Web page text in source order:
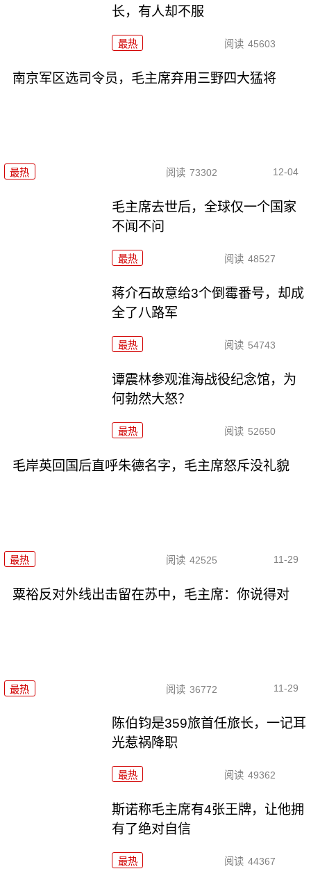
长，有人却不服
最热 阅读 45603
南京军区选司令员，毛主席弃用三野四大猛将
最热 阅读 73302 12-04
毛主席去世后，全球仅一个国家
不闻不问
最热 阅读 48527
蒋介石故意给3个倒霉番号，却成
全了八路军
最热 阅读 54743
谭震林参观淮海战役纪念馆，为
何勃然大怒？
最热 阅读 52650
毛岸英回国后直呼朱德名字，毛主席怒斥没礼貌
最热 阅读 42525 11-29
粟裕反对外线出击留在苏中，毛主席：你说得对
最热 阅读 36772 11-29
陈伯钧是359旅首任旅长，一记耳
光惹祸降职
最热 阅读 49362
斯诺称毛主席有4张王牌，让他拥
有了绝对自信
最热 阅读 44367